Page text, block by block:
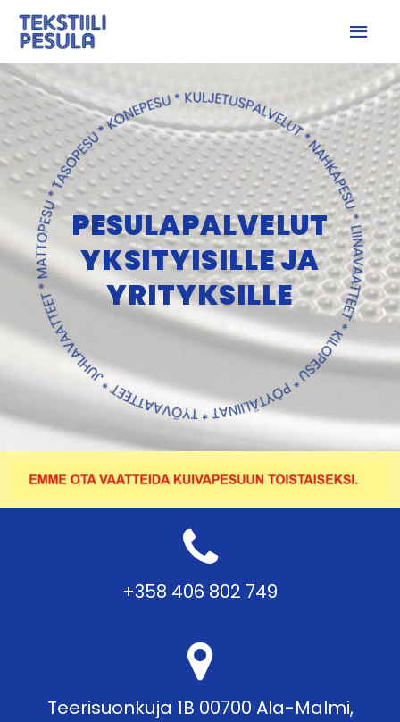
PESULAPALVELUT
YKSITYISILLE JA
YRITYKSILLE
+358 406 802 749
Teerisuonkuja 1B 00700 Ala-Malmi,